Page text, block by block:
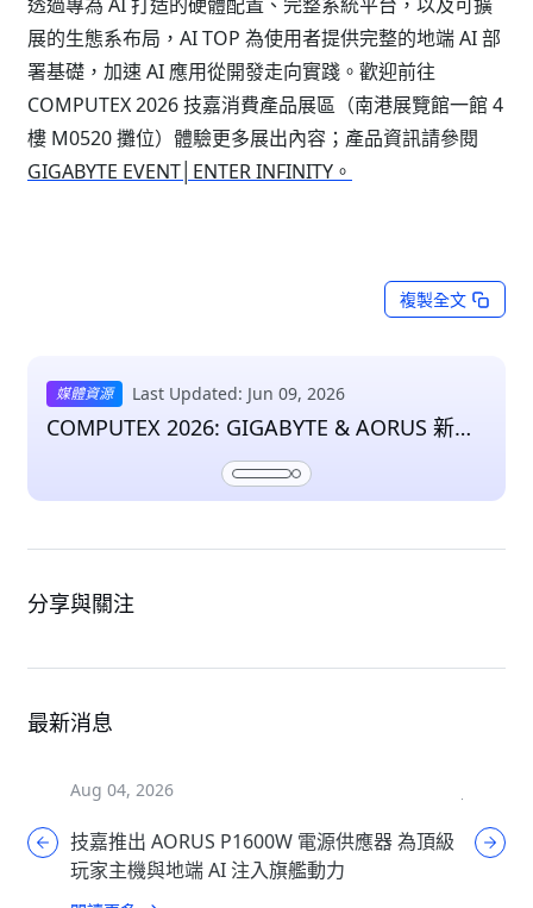
展的生態系布局，AI TOP 為使用者提供完整的地端 AI 部
署基礎，加速 AI 應用從開發走向實踐。歡迎前往
COMPUTEX 2026 技嘉消費產品展區（南港展覽館一館 4
樓 M0520 攤位）體驗更多展出內容；產品資訊請參閱
GIGABYTE EVENT│ENTER INFINITY 。
複製全文
媒體資源 Last Updated: Jun 09, 2026
COMPUTEX 2026: GIGABYTE & AORUS 新聞
分享與關注
最新消息
Aug 04, 2026
技嘉推出 AORUS P1600W 電源供應器 為頂級
玩家主機與地端 AI 注入旗艦動力
技嘉